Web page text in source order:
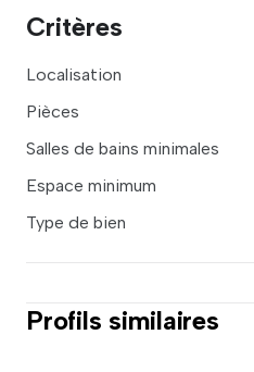
Critères
Localisation
Pièces
Salles de bains minimales
Espace minimum
Type de bien
Profils similaires